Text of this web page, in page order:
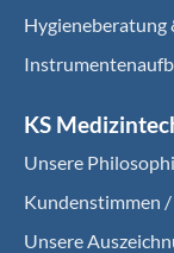
Hygieneberatung
KS
Unsere
Kundenstimmen /
Unsere